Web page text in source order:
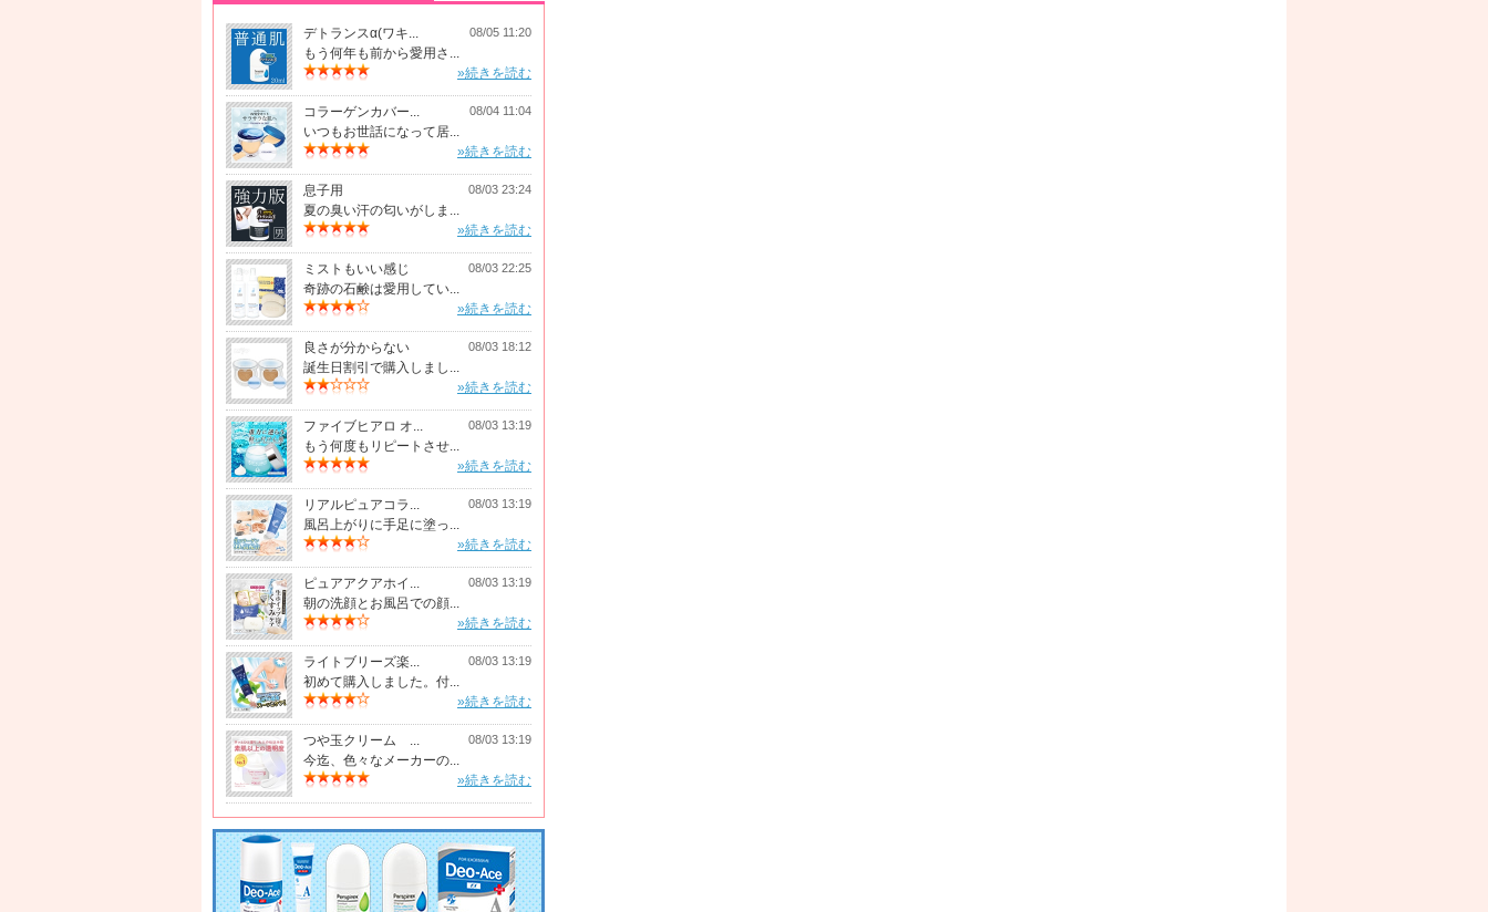
デトランスα(ワキ... 08/05 11:20
もう何年も前から愛用さ...
»続きを読む
コラーゲンカバー... 08/04 11:04
いつもお世話になって居...
»続きを読む
息子用 08/03 23:24
夏の臭い汗の匂いがしま...
»続きを読む
ミストもいい感じ 08/03 22:25
奇跡の石鹸は愛用してい...
»続きを読む
良さが分からない 08/03 18:12
誕生日割引で購入しまし...
»続きを読む
ファイブヒアロ オ... 08/03 13:19
もう何度もリピートさせ...
»続きを読む
リアルピュアコラ... 08/03 13:19
風呂上がりに手足に塗っ...
»続きを読む
ピュアアクアホイ... 08/03 13:19
朝の洗顔とお風呂での顔...
»続きを読む
ライトブリーズ楽... 08/03 13:19
初めて購入しました。付...
»続きを読む
つや玉クリーム ... 08/03 13:19
今迄、色々なメーカーの...
»続きを読む